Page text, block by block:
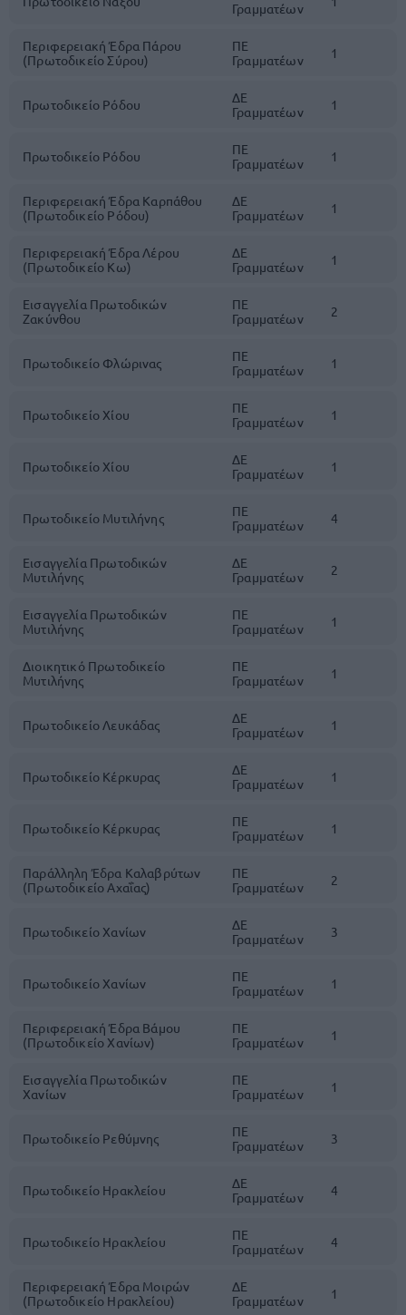
Γραμματέων
Περιφερειακή Έδρα Πάρου
(Πρωτοδικείο Σύρου)
ΠΕ
Γραμματέων
1
Πρωτοδικείο Ρόδου
ΔΕ
Γραμματέων
1
Πρωτοδικείο Ρόδου
ΠΕ
Γραμματέων
1
Περιφερειακή Έδρα Καρπάθου
(Πρωτοδικείο Ρόδου)
ΔΕ
Γραμματέων
1
Περιφερειακή Έδρα Λέρου
(Πρωτοδικείο Κω)
ΔΕ
Γραμματέων
1
Εισαγγελία Πρωτοδικών
Ζακύνθου
ΠΕ
Γραμματέων
2
Πρωτοδικείο Φλώρινας
ΠΕ
Γραμματέων
1
Πρωτοδικείο Χίου
ΠΕ
Γραμματέων
1
Πρωτοδικείο Χίου
ΔΕ
Γραμματέων
1
Πρωτοδικείο Μυτιλήνης
ΠΕ
Γραμματέων
4
Εισαγγελία Πρωτοδικών
Μυτιλήνης
ΔΕ
Γραμματέων
2
Εισαγγελία Πρωτοδικών
Μυτιλήνης
ΠΕ
Γραμματέων
1
Διοικητικό Πρωτοδικείο
Μυτιλήνης
ΠΕ
Γραμματέων
1
Πρωτοδικείο Λευκάδας
ΔΕ
Γραμματέων
1
Πρωτοδικείο Κέρκυρας
ΔΕ
Γραμματέων
1
Πρωτοδικείο Κέρκυρας
ΠΕ
Γραμματέων
1
Παράλληλη Έδρα Καλαβρύτων
(Πρωτοδικείο Αχαΐας)
ΠΕ
Γραμματέων
2
Πρωτοδικείο Χανίων
ΔΕ
Γραμματέων
3
Πρωτοδικείο Χανίων
ΠΕ
Γραμματέων
1
Περιφερειακή Έδρα Βάμου
(Πρωτοδικείο Χανίων)
ΠΕ
Γραμματέων
1
Εισαγγελία Πρωτοδικών
Χανίων
ΠΕ
Γραμματέων
1
Πρωτοδικείο Ρεθύμνης
ΠΕ
Γραμματέων
3
Πρωτοδικείο Ηρακλείου
ΔΕ
Γραμματέων
4
Πρωτοδικείο Ηρακλείου
ΠΕ
Γραμματέων
4
Περιφερειακή Έδρα Μοιρών
(Πρωτοδικείο Ηρακλείου)
ΔΕ
Γραμματέων
1